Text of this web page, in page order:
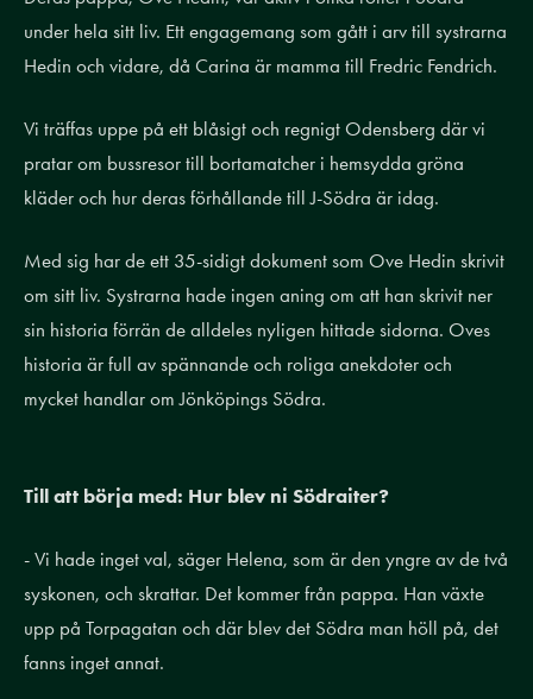
under hela sitt liv. Ett engagemang som gått i arv till systrarna
Hedin och vidare, då Carina är mamma till Fredric Fendrich.
Vi träffas uppe på ett blåsigt och regnigt Odensberg där vi
pratar om bussresor till bortamatcher i hemsydda gröna
kläder och hur deras förhållande till J-Södra är idag.
Med sig har de ett 35-sidigt dokument som Ove Hedin skrivit
om sitt liv. Systrarna hade ingen aning om att han skrivit ner
sin historia förrän de alldeles nyligen hittade sidorna. Oves
historia är full av spännande och roliga anekdoter och
mycket handlar om Jönköpings Södra.
Till att börja med: Hur blev ni Södraiter?
- Vi hade inget val, säger Helena, som är den yngre av de två
syskonen, och skrattar. Det kommer från pappa. Han växte
upp på Torpagatan och där blev det Södra man höll på, det
fanns inget annat.